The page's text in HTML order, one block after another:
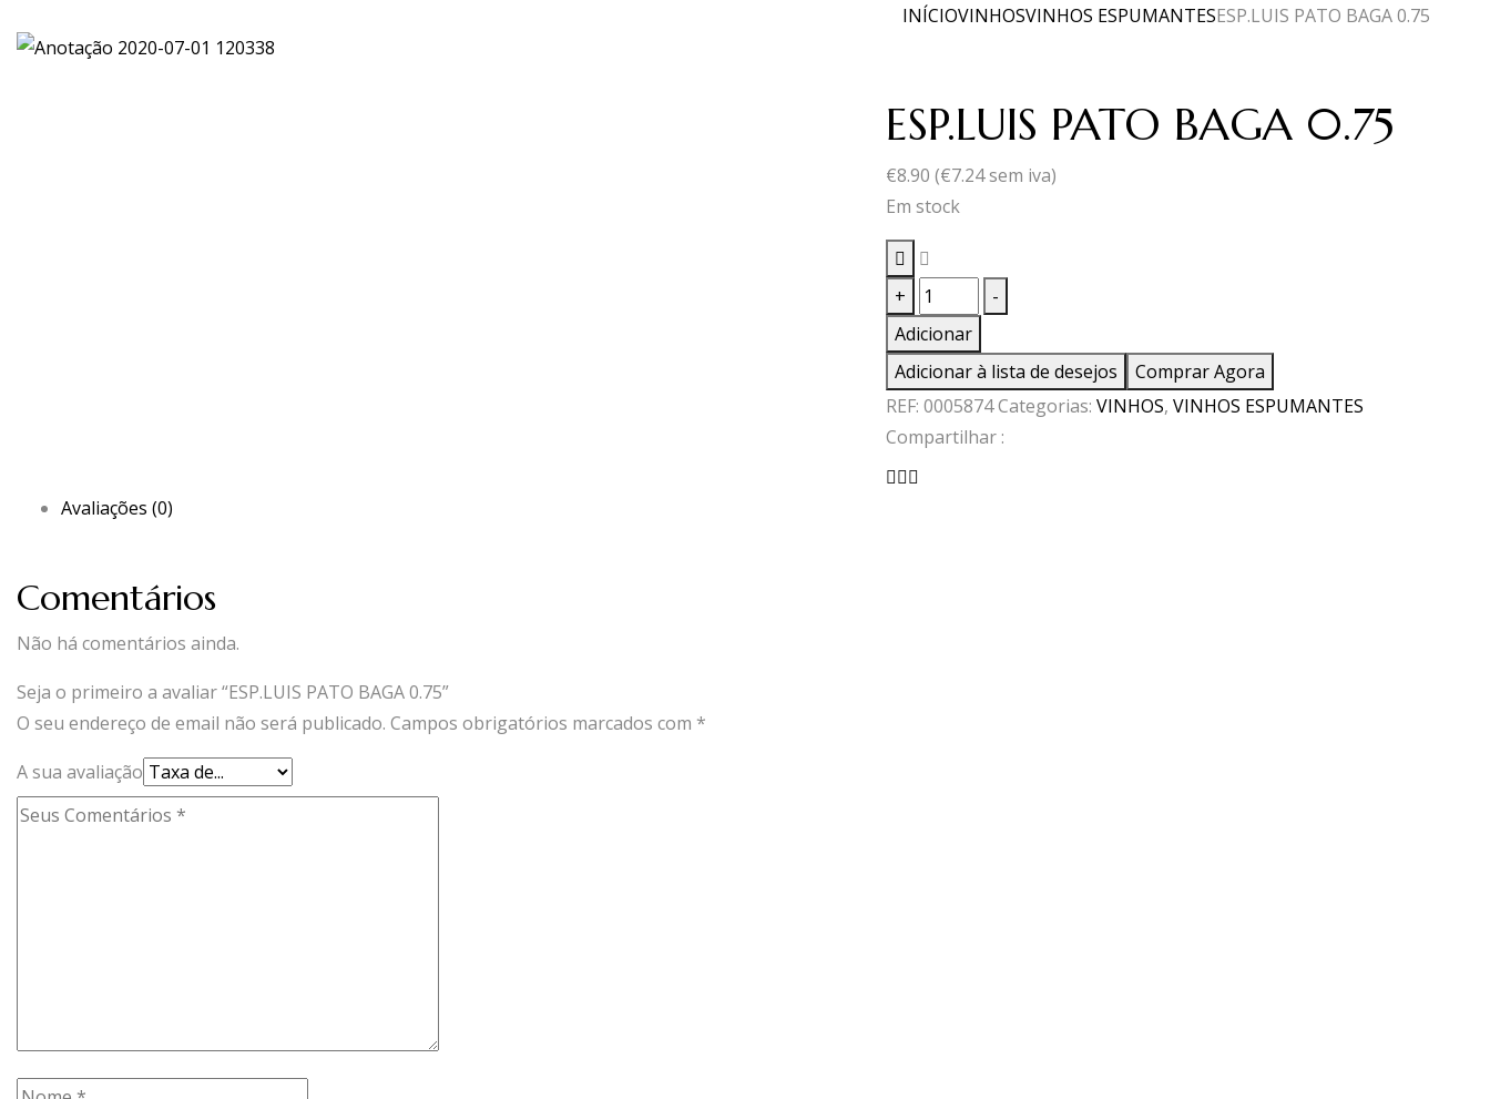
INÍCIOVINHOSVINHOS ESPUMANTESESP.LUIS PATO BAGA 0.75
ESP.LUIS PATO BAGA 0.75
€8.90 (€7.24sem iva)
Em stock
+
Quantidade
de
ESP.LUIS
PATO
BAGA
0.75
-
Adicionar
Adicionar à lista de desejos
Comprar Agora
REF: 0005874Categorias: VINHOS, VINHOS ESPUMANTES
Compartilhar :
Avaliações (0)
Comentários
Não há comentários ainda.
Seja o primeiro a avaliar “ESP.LUIS PATO BAGA 0.75”
O seu endereço de email não será publicado. Campos obrigatórios marcados com *
A sua avaliação